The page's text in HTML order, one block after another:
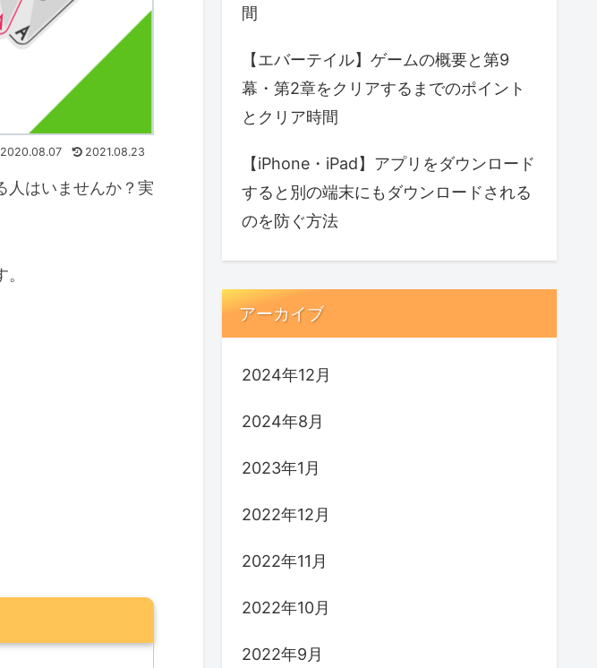
2020.08.07 2021.08.23
人はいませんか？実
間
【エバーテイル】ゲームの概要と第9
幕・第2章をクリアするまでのポイント
とクリア時間
【iPhone・iPad】アプリをダウンロード
すると別の端末にもダウンロードされる
のを防ぐ方法
アーカイブ
2024年12月
2024年8月
2023年1月
2022年12月
2022年11月
2022年10月
2022年9月